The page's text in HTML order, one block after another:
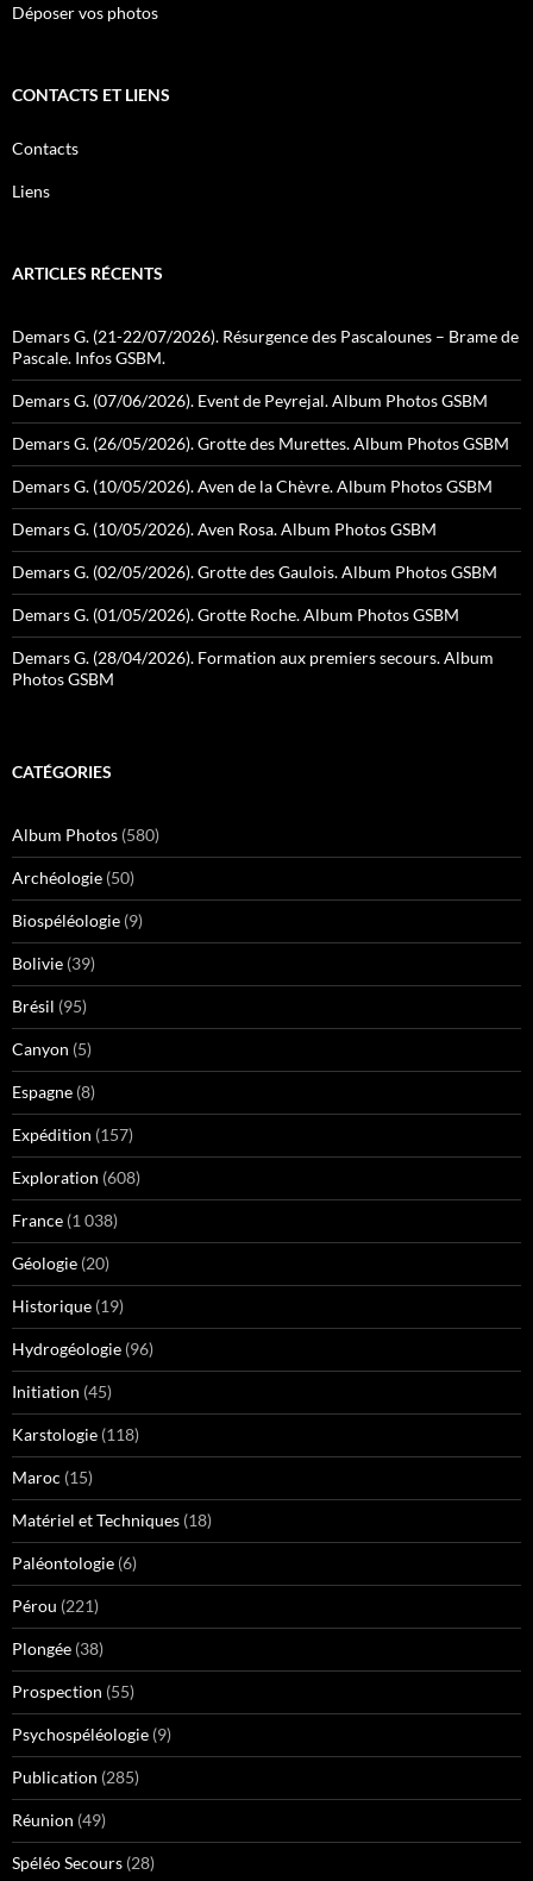
Déposer vos photos
CONTACTS ET LIENS
Contacts
Liens
ARTICLES RÉCENTS
Demars G. (21-22/07/2026). Résurgence des Pascalounes – Brame de
Pascale. Infos GSBM.
Demars G. (07/06/2026). Event de Peyrejal. Album Photos GSBM
Demars G. (26/05/2026). Grotte des Murettes. Album Photos GSBM
Demars G. (10/05/2026). Aven de la Chèvre. Album Photos GSBM
Demars G. (10/05/2026). Aven Rosa. Album Photos GSBM
Demars G. (02/05/2026). Grotte des Gaulois. Album Photos GSBM
Demars G. (01/05/2026). Grotte Roche. Album Photos GSBM
Demars G. (28/04/2026). Formation aux premiers secours. Album
Photos GSBM
CATÉGORIES
Album Photos (580)
Archéologie (50)
Biospéléologie (9)
Bolivie (39)
Brésil (95)
Canyon (5)
Espagne (8)
Expédition (157)
Exploration (608)
France (1 038)
Géologie (20)
Historique (19)
Hydrogéologie (96)
Initiation (45)
Karstologie (118)
Maroc (15)
Matériel et Techniques (18)
Paléontologie (6)
Pérou (221)
Plongée (38)
Prospection (55)
Psychospéléologie (9)
Publication (285)
Réunion (49)
Spéléo Secours (28)